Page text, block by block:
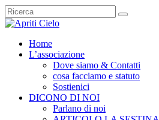
Home
L’associazione
Dove siamo & Contatti
cosa facciamo e statuto
Sostienici
DICONO DI NOI
Parlano di noi